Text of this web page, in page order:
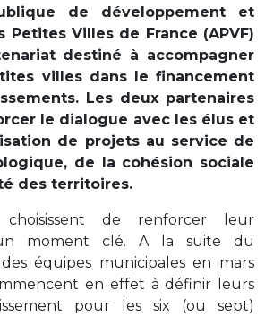
de développement et
Petites Villes de France (APVF)
destiné à accompagner
villes dans le financement
Les deux partenaires
le dialogue avec les élus et
de projets au service de
de la cohésion sociale
des territoires.
de renforcer leur
moment clé. A la suite du
équipes municipales en mars
en effet à définir leurs
pour les six (ou sept)